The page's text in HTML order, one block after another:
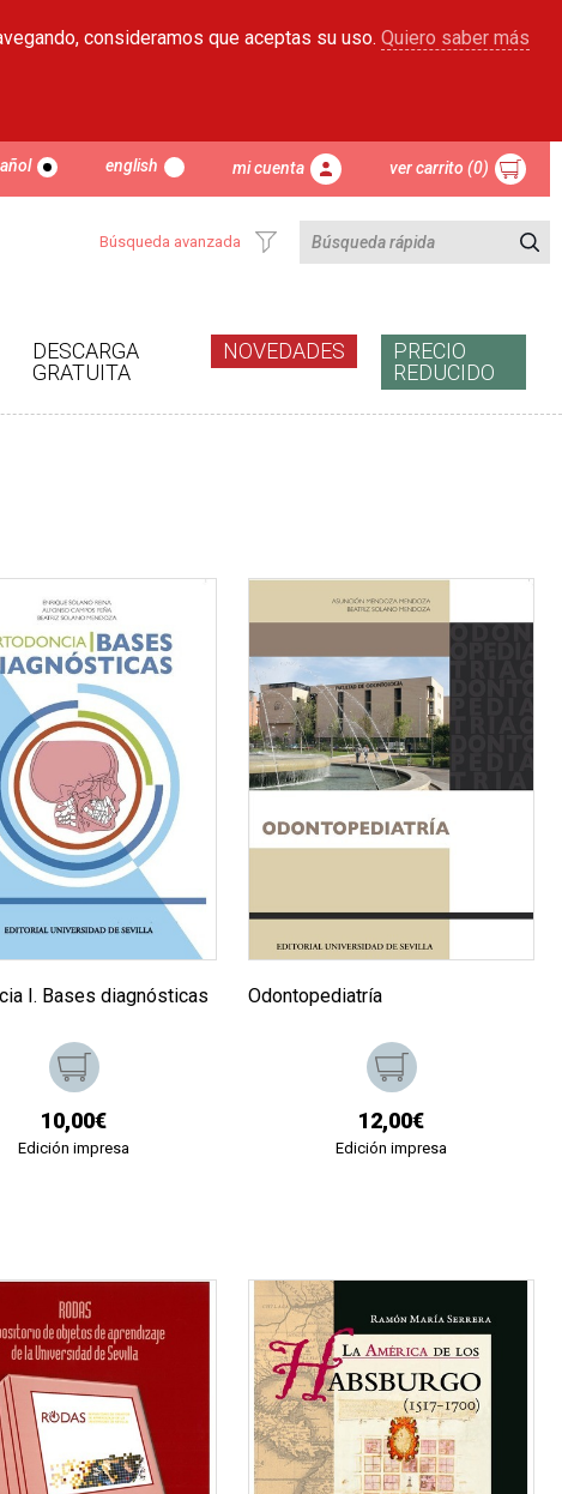
consideramos que aceptas su uso. Quiero saber más
english mi cuenta ver carrito (0)
Búsqueda avanzada
DESCARGA
GRATUITA
NOVEDADES
PRECIO
REDUCIDO
I. Bases diagnósticas
10,00€
Edición impresa
Odontopediatría
12,00€
Edición impresa